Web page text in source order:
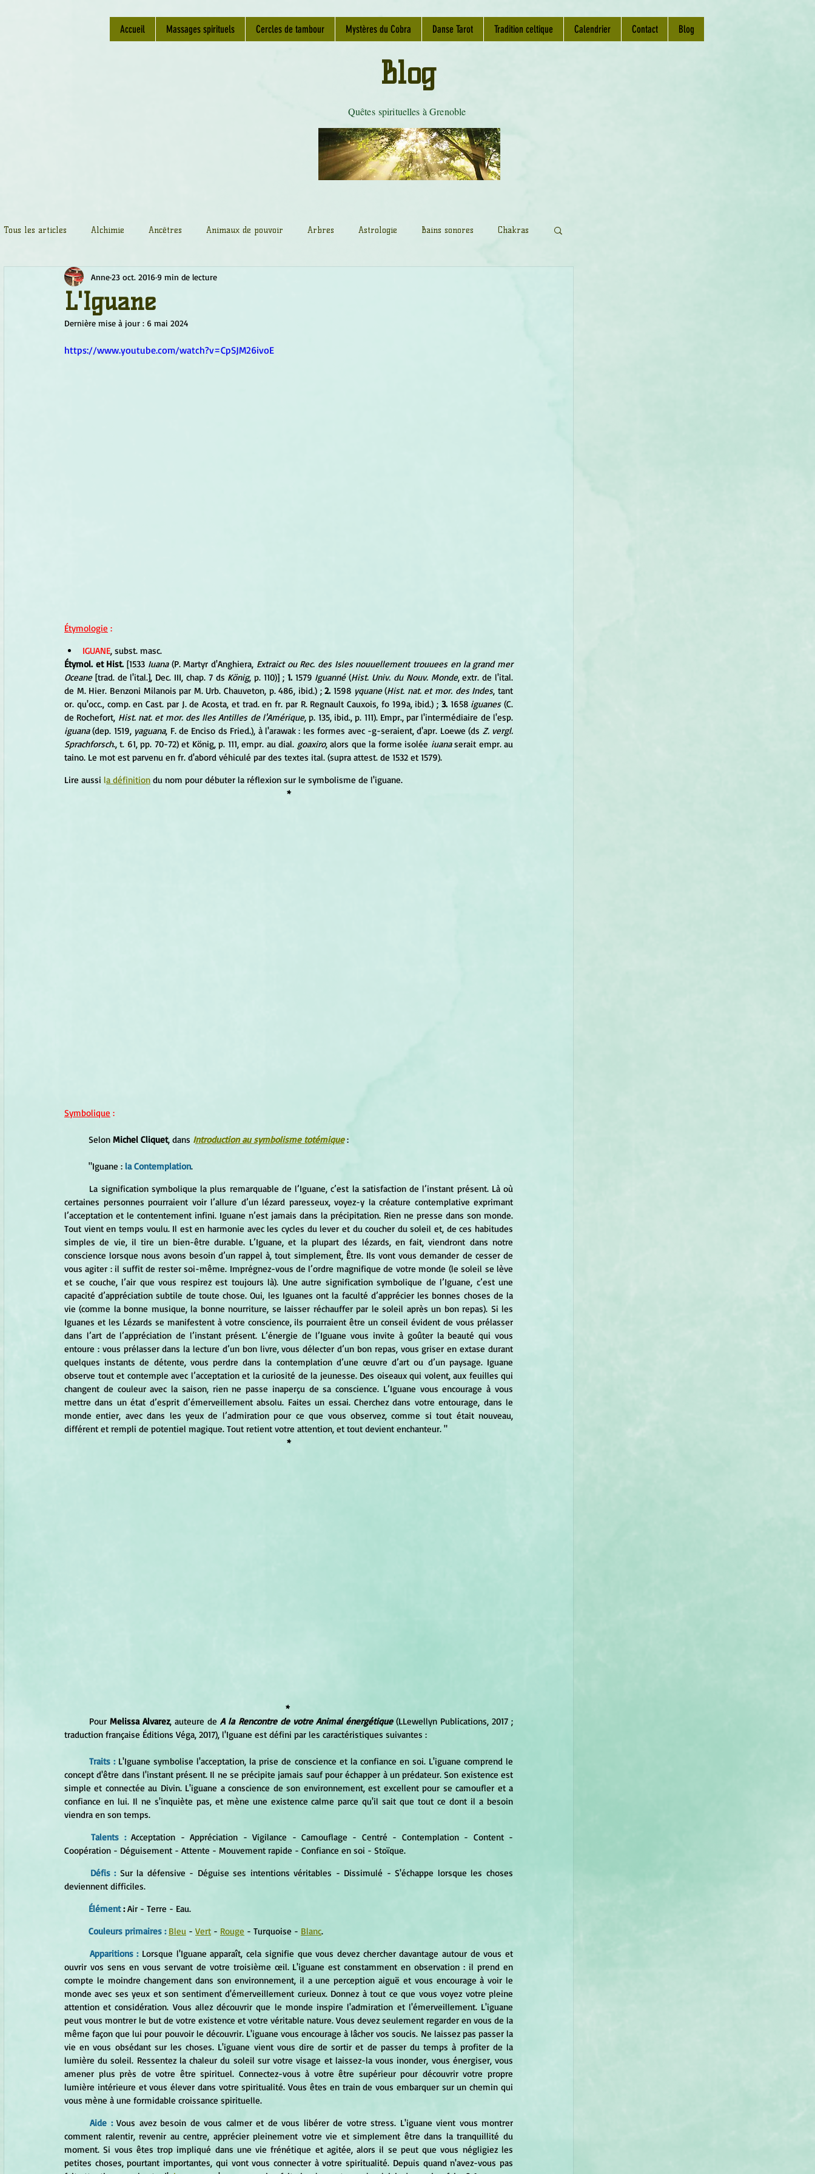
Accueil Massages spirituels Cercles de tambour Mystères du Cobra Danse Tarot Tradition celtique Calendrier Contact Blog
Quêtes spirituelles à Grenoble
Blog
Tous les articles Alchimie Ancêtres Animaux de pouvoir Arbres Astrologie Bains sonores Chakras
Chamanisme Champignons Conscience
Fleurs de Bach Géométrie sacrée
L'Iguane
Anne23 oct. 2016 9 min de lecture
Dernière mise à jour : 6 mai 2024
https://www.youtube.com/watch?v=CpSJM26ivoE
Étymologie :
IGUANE, subst. masc.
Étymol. et Hist. [1533 Iuana (P. Martyr d'Anghiera, Extraict ou Rec. des Isles nouuellement trouuees en la grand mer
Oceane [trad. de l'ital.], Dec. III, chap. 7 ds König, p. 110)] ; 1. 1579 Iguanné (Hist. Univ. du Nouv. Monde, extr. de l'ital.
de M. Hier. Benzoni Milanois par M. Urb. Chauveton, p. 486, ibid.) ; 2. 1598 yquane (Hist. nat. et mor. des Indes, tant
or. qu'occ., comp. en Cast. par J. de Acosta, et trad. en fr. par R. Regnault Cauxois, fo 199a, ibid.) ; 3. 1658 iguanes (C.
de Rochefort, Hist. nat. et mor. des Iles Antilles de l'Amérique
iguana (dep. 1519, yaguana, F. de Enciso ds Fried.), à l'arawak : les formes avec -g-seraient, d'apr. Loewe (ds Z. vergl.
Sprachforsch., t. 61, pp. 70-72) et König, p. 111, empr. au dial. goaxiro, alors que la forme isolée iuana serait empr. au
taino. Le mot est parvenu en fr. d'abord véhiculé par des textes ital. (supra attest. de 1532 et 1579).
Lire aussi la définition du nom pour débuter la réflexion sur le symbolisme de l'iguane.
*
Symbolique :
	Selon
Michel Cliquet, dans Introduction au symbolisme totémique :
	"Iguane :
la Contemplation.
certaines personnes pourraient voir l’allure d’un lézard paresseux, voyez-y la créature contemplative exprimant
l’acceptation et le contentement infini. Iguane n’est jamais dans la précipitation. Rien ne presse dans son monde.
Tout vient en temps voulu. Il est en harmonie avec les cycles du lever et du coucher du soleil et, de ces habitudes
simples de vie, il tire un bien-être durable. L’Iguane, et la plupart des lézards, en fait, viendront dans notre
conscience lorsque nous avons besoin d’un rappel à, tout simplement, Être. Ils vont vous demander de cesser de
vous agiter : il suffit de rester soi-même. Imprégnez-vous de l’ordre magnifique de votre monde (le soleil se lève
et se couche, l’air que vous respirez est toujours là). Une autre signification symbolique de l’Iguane, c’est une
capacité d’appréciation subtile de toute chose. Oui, les Iguanes ont la faculté d’apprécier les bonnes choses de la
vie (comme la bonne musique, la bonne nourriture, se laisser réchauffer par le soleil après un bon repas). Si les
Iguanes et les Lézards se manifestent à votre conscience, ils pourraient être un conseil évident de vous prélasser
dans l’art de l’appréciation de l’instant présent. L’énergie de l’Iguane vous invite à goûter la beauté qui vous
entoure : vous prélasser dans la lecture d’un bon livre, vous délecter d’un bon repas, vous griser en extase durant
quelques instants de détente, vous perdre dans la contemplation d’une œuvre d’art ou d’un paysage. Iguane
observe tout et contemple avec l’acceptation et la curiosité de la jeunesse. Des oiseaux qui volent, aux feuilles qui
changent de couleur avec la saison, rien ne passe inaperçu de sa conscience. L’Iguane vous encourage à vous
mettre dans un état d’esprit d’émerveillement absolu. Faites un essai. Cherchez dans votre entourage, dans le
monde entier, avec dans les yeux de l’admiration pour ce que vous observez, comme si tout était nouveau,
différent et rempli de potentiel magique. Tout retient votre attention, et tout devient enchanteur. "
*
*
	Pour
Melissa Alvarez, auteure de A la Rencontre de votre Animal énergétique (LLewellyn Publications, 2017 ;
traduction française Éditions Véga, 2017), l'Iguane est défini par les caractéristiques suivantes :
Traits : L'Iguane symbolise l'acceptation, la prise de conscience et la confiance en soi. L'iguane comprend le
concept d'être dans l'instant présent. Il ne se précipite jamais sauf pour échapper à un prédateur. Son existence est
simple et connectée au Divin. L'iguane a conscience de son environnement, est excellent pour se camoufler et a
confiance en lui. Il ne s'inquiète pas, et mène une existence calme parce qu'il sait que tout ce dont il a besoin
viendra en son temps.
Talents : Acceptation - Appréciation - Vigilance - Camouflage - Centré - Contemplation - Content -
Coopération - Déguisement - Attente - Mouvement rapide - Confiance en soi - Stoïque.
Défis : Sur la défensive - Déguise ses intentions véritables - Dissimulé - S'échappe lorsque les choses
deviennent difficiles.
Élément : Air - Terre - Eau.
Couleurs primaires : Bleu - Vert - Rouge - Turquoise - Blanc.
Apparitions : Lorsque l'Iguane apparaît, cela signifie que vous devez chercher davantage autour de vous et
ouvrir vos sens en vous servant de votre troisième œil. L'iguane est constamment en observation : il prend en
compte le moindre changement dans son environnement, il a une perception aiguë et vous encourage à voir le
monde avec ses yeux et son sentiment d'émerveillement curieux. Donnez à tout ce que vous voyez votre pleine
attention et considération. Vous allez découvrir que le monde inspire l'admiration et l'émerveillement. L'iguane
peut vous montrer le but de votre existence et votre véritable nature. Vous devez seulement regarder en vous de la
même façon que lui pour pouvoir le découvrir. L'iguane vous encourage à lâcher vos soucis. Ne laissez pas passer la
vie en vous obsédant sur les choses. L'iguane vient vous dire de sortir et de passer du temps à profiter de la
lumière du soleil. Ressentez la chaleur du soleil sur votre visage et laissez-la vous inonder, vous énergiser, vous
amener plus près de votre être spirituel. Connectez-vous à votre être supérieur pour découvrir votre propre
lumière intérieure et vous élever dans votre spiritualité. Vous êtes en train de vous embarquer sur un chemin qui
vous mène à une formidable croissance spirituelle.
Aide : Vous avez besoin de vous calmer et de vous libérer de votre stress. L'iguane vient vous montrer
comment ralentir, revenir au centre, apprécier pleinement votre vie et simplement être dans la tranquillité du
moment. Si vous êtes trop impliqué dans une vie frénétique et agitée, alors il se peut que vous négligiez les
petites choses, pourtant importantes, qui vont vous connecter à votre spiritualité. Depuis quand n'avez-vous pas